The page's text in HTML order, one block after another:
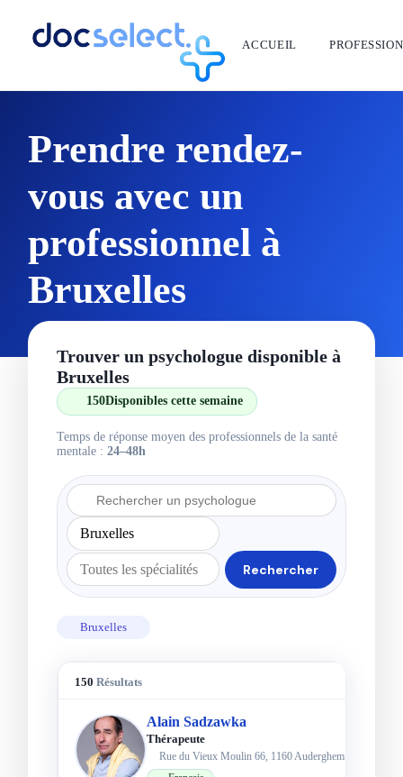
ACCUEIL
Prendre rendez-
vous avec un
professionnel à
Bruxelles
Trouver un psychologue disponible à
Bruxelles
150Disponibles cette semaine
Temps de réponse moyen des professionnels de la santé
mentale :24–48h
Rechercher
Bruxelles
150 Résultats
Alain Sadzawka
Thérapeute
Rue du Vieux Moulin 66, 1160 Auderghem